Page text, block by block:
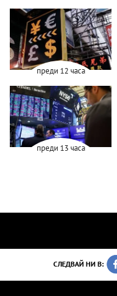
преди 12 часа
преди 13 часа
СЛЕДВАЙ НИ В: